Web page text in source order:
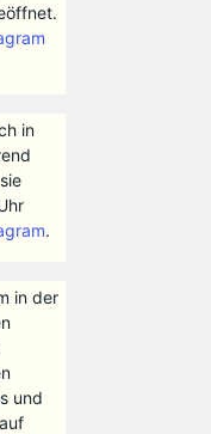
in
.
in der
und